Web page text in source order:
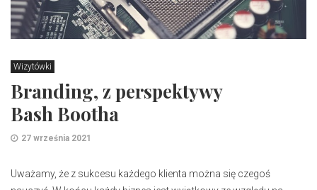
Wizytówki
Branding, z perspektywy
Bash Bootha
27 września 2021
Uważamy, że z sukcesu każdego klienta można się czegoś